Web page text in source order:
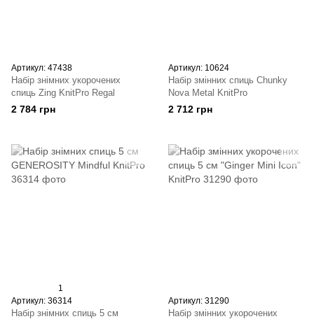
Артикул: 47438
Набір знімних укорочених
спиць Zing KnitPro Regal
2 784 грн
Артикул: 10624
Набір змінних спиць Chunky
Nova Metal KnitPro
2 712 грн
1
Артикул: 36314
Набір знімних спиць 5 см
Артикул: 31290
Набір змінних укорочених